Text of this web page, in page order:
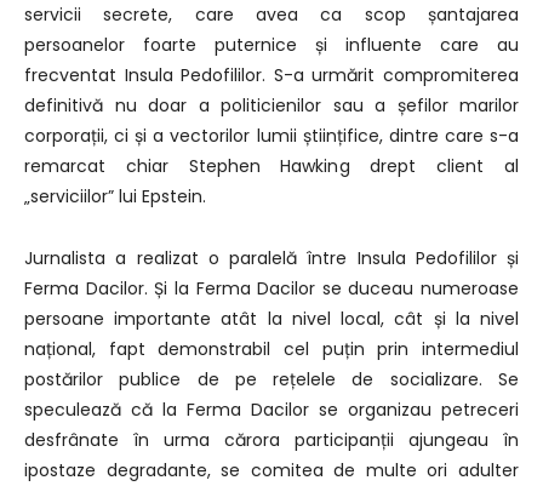
servicii secrete, care avea ca scop șantajarea
persoanelor foarte puternice și influente care au
frecventat Insula Pedofililor. S-a urmărit compromiterea
definitivă nu doar a politicienilor sau a șefilor marilor
corporații, ci și a vectorilor lumii științifice, dintre care s-a
remarcat chiar Stephen Hawking drept client al
„serviciilor” lui Epstein.
Jurnalista a realizat o paralelă între Insula Pedofililor și
Ferma Dacilor. Și la Ferma Dacilor se duceau numeroase
persoane importante atât la nivel local, cât și la nivel
național, fapt demonstrabil cel puțin prin intermediul
postărilor publice de pe rețelele de socializare. Se
speculează că la Ferma Dacilor se organizau petreceri
desfrânate în urma cărora participanții ajungeau în
ipostaze degradante, se comitea de multe ori adulter